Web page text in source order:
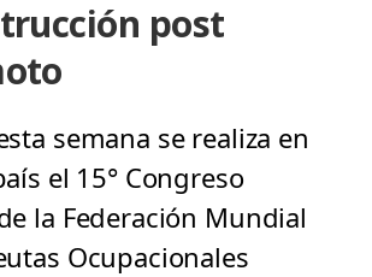
post
semana se realiza en
el 15° Congreso
la Federación Mundial
Ocupacionales